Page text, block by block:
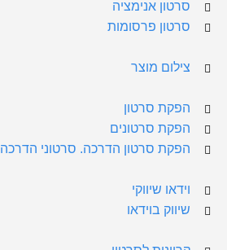
סרטון אנימציה
סרטון פרסומות
צילום מוצר
הפקת סרטון
הפקת סרטונים
הפקת סרטון הדרכה. סרטוני הדרכה
וידאו שיווקי
שיווק בוידאו